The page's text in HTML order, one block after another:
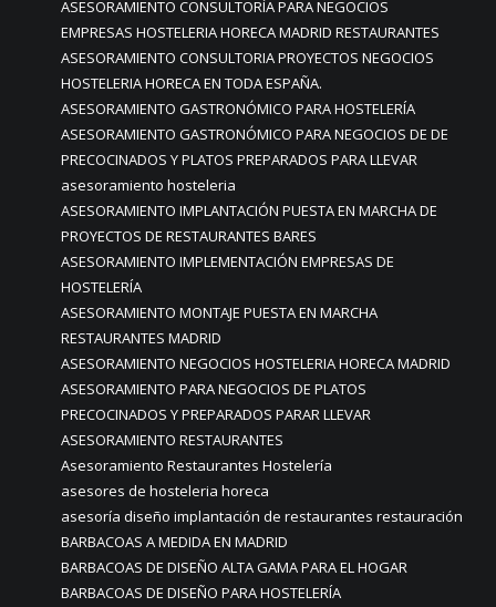
ASESORAMIENTO CONSULTORÍA PARA NEGOCIOS
EMPRESAS HOSTELERIA HORECA MADRID RESTAURANTES
ASESORAMIENTO CONSULTORIA PROYECTOS NEGOCIOS
HOSTELERIA HORECA EN TODA ESPAÑA.
ASESORAMIENTO GASTRONÓMICO PARA HOSTELERÍA
ASESORAMIENTO GASTRONÓMICO PARA NEGOCIOS DE DE
PRECOCINADOS Y PLATOS PREPARADOS PARA LLEVAR
asesoramiento hosteleria
ASESORAMIENTO IMPLANTACIÓN PUESTA EN MARCHA DE
PROYECTOS DE RESTAURANTES BARES
ASESORAMIENTO IMPLEMENTACIÓN EMPRESAS DE
HOSTELERÍA
ASESORAMIENTO MONTAJE PUESTA EN MARCHA
RESTAURANTES MADRID
ASESORAMIENTO NEGOCIOS HOSTELERIA HORECA MADRID
ASESORAMIENTO PARA NEGOCIOS DE PLATOS
PRECOCINADOS Y PREPARADOS PARAR LLEVAR
ASESORAMIENTO RESTAURANTES
Asesoramiento Restaurantes Hostelería
asesores de hosteleria horeca
asesoría diseño implantación de restaurantes restauración
BARBACOAS A MEDIDA EN MADRID
BARBACOAS DE DISEÑO ALTA GAMA PARA EL HOGAR
BARBACOAS DE DISEÑO PARA HOSTELERÍA